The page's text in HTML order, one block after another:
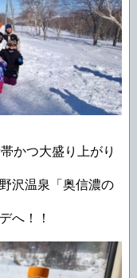
かつ大盛り上がり
沢温泉「奥信濃の
へ！！